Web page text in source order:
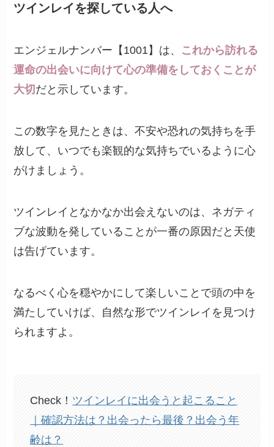
ツインレイを探している人へ
エンジェルナンバー【1001】は、 これから訪れる
運命の出会いに向けて心の準備をしておくことが
大切 だと示しています。
この数字を見たときは、不安や恐れの気持ちを手
放して、いつでも楽観的な気持ちでいるように心
がけましょう。
ツインレイとなかなか出会えないのは、ネガティ
ブな波動を発していることが一番の原因だと天使
は告げています。
なるべく心を穏やかにして楽しいことで頭の中を
満たしていけば、自然な形でツインレイを見つけ
られますよ。
Check！ ツインレイに出会うと起こること
｜確認方法は？出会ったら最後？出会う年
齢は？